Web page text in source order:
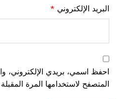
البريد الإلكتروني *
احفظ اسمي، بريدي الإلكتروني،
المتصفح لاستخدامها المرة